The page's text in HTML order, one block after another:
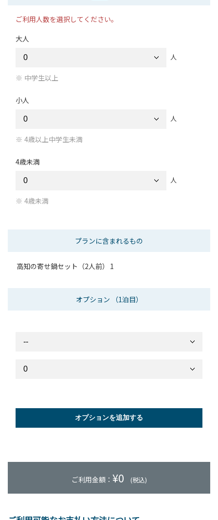
ご利用人数を選択してください。
大人
人
中学生以上
小人
人
4歳以上中学生未満
4歳未満
人
4歳未満
プランに含まれるもの
高知の寄せ鍋セット（2人前） 1
オプション （1泊目）
オプションを追加する
ご利用金額： ¥0 (税込)